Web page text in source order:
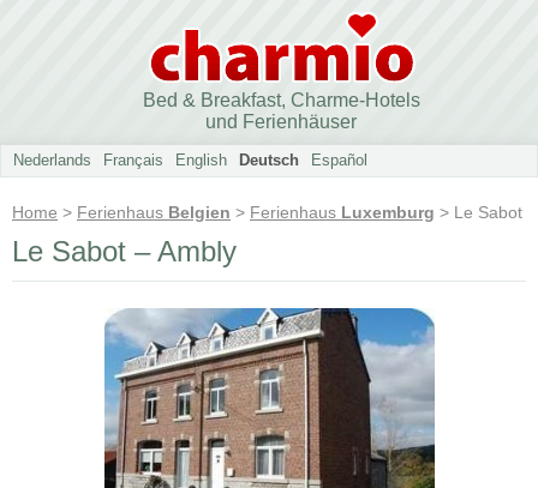
Bed & Breakfast, Charme-Hotels
und Ferienhäuser
Nederlands Français English Deutsch Español
Home > Ferienhaus Belgien > Ferienhaus Luxemburg > Le Sabot
Le Sabot – Ambly